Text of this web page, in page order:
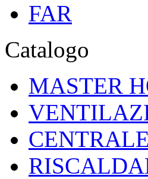
FAR
Catalogo
MASTER